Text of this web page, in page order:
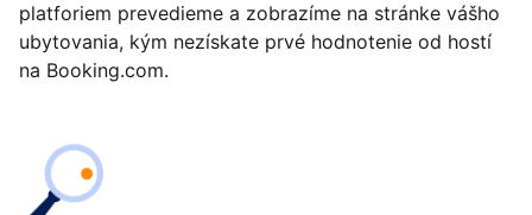
platforiem prevedieme a zobrazíme na stránke vášho
ubytovania, kým nezískate prvé hodnotenie od hostí
na Booking.com.